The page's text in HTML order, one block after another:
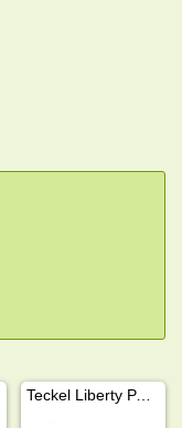
Teckel Liberty PAW Patrol